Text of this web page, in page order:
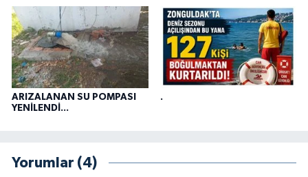
ARIZALANAN SU POMPASI
YENİLENDİ...
.
Yorumlar (4)